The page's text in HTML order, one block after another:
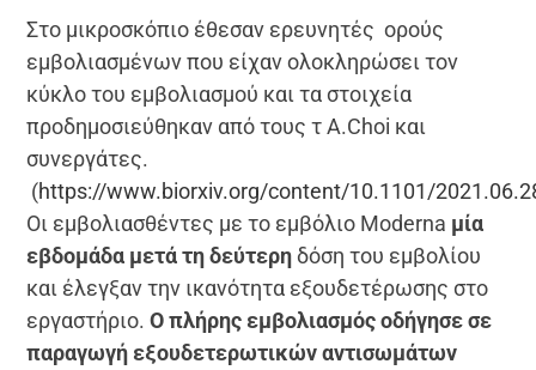
Στο μικροσκόπιο έθεσαν ερευνητές ορούς
εμβολιασμένων που είχαν ολοκληρώσει τον
κύκλο του εμβολιασμού και τα στοιχεία
προδημοσιεύθηκαν από τους τ A.Choi και
συνεργάτες.
(https://www.biorxiv.org/content/10.1101/
Οι εμβολιασθέντες με το εμβόλιο Moderna μία
εβδομάδα μετά τη δεύτερη δόση του εμβολίου
και έλεγξαν την ικανότητα εξουδετέρωσης στο
εργαστήριο.Ο πλήρης εμβολιασμός οδήγησε σε
παραγωγή εξουδετερωτικών αντισωμάτων